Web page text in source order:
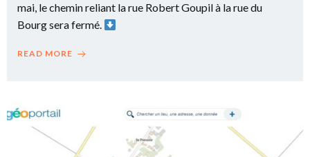
mai, le chemin reliant la rue Robert Goupil à la rue du
Bourg sera fermé.
READ MORE